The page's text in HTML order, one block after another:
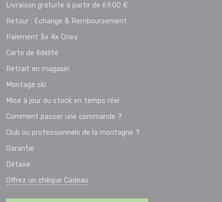
Livraison gratuite à partir de 69.00 €
Retour : Echange & Remboursement
Paiement 3x 4x Oney
Carte de fidélité
Retrait en magasin
Montage ski
Mise à jour du stock en temps réel
Comment passer une commande ?
Club ou professionnels de la montagne ?
Garantie
Détaxe
Offrez un chèque Cadeau